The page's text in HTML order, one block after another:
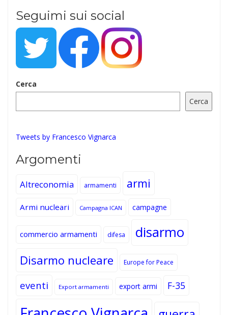
Seguimi sui social
Cerca
Cerca
Tweets by Francesco Vignarca
Argomenti
Altreconomia armamenti armi
Armi nucleari Campagna ICAN campagne
commercio armamenti difesa disarmo
Disarmo nucleare Europe for Peace
eventi Export armamenti export armi F-35